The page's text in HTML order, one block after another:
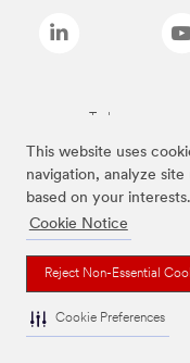
This website uses
navigation, analyze
based on your interests.
Cookie Notice
Reject Non-Essential
Cookie Preferences
Todas as marcas